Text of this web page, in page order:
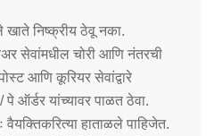
खाते निष्क्रीय ठेवू नका.
सेवांमधील चोरी आणि नंतरची
आणि कूरियर सेवांद्वारे
ऑर्डर यांच्यावर पाळत ठेवा.
हाताळले पाहिजेत.